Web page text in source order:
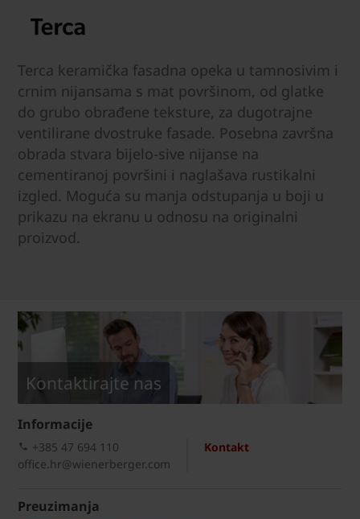
Terca keramička fasadna opeka u tamnosivim i
crnim nijansama s mat površinom, od glatke
do grubo obrađene teksture, za dugotrajne
ventilirane dvostruke fasade. Posebna završna
obrada stvara bijelo-sive nijanse na
cementiranoj površini i naglašava rustikalni
izgled. Moguća su manja odstupanja u boji u
prikazu na ekranu u odnosu na originalni
proizvod.
Kontaktirajte nas
Informacije
Kontakt
+385 47 694 110
office.hr@wienerberger.com
Preuzimanja